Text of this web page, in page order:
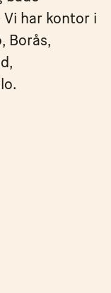
har kontor i
Borås,